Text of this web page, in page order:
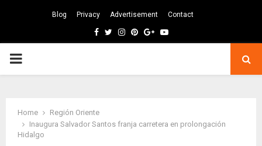
Blog Privacy Advertisement Contact
Facebook
TwitterInstagram
Pinterest
GoogleYoutube
PRIMARY
Home
Región Oriente
Inaugura Salvador Santos franja carretera en prolongación
Hidalgo